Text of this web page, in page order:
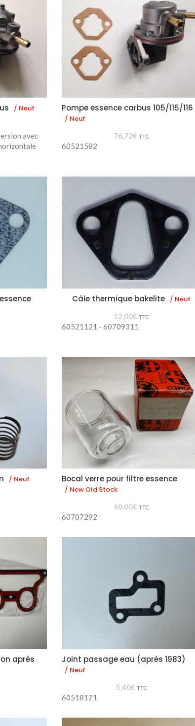
/ Neuf
avec
Pompe essence carbus 105/115/116
/ Neuf
76,72€ TTC
60521582
Câle thermique bakelite / Neuf
12,00€ TTC
60521121 - 60709311
/ Neuf Bocal verre pour filtre essence
/ New Old Stock
60,00€ TTC
60707292
après
Joint passage eau (après 1983)
/ Neuf
5,40€ TTC
60518171